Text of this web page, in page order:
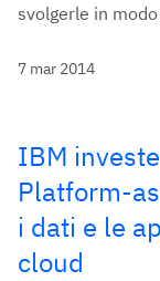
svolgerle in
7 mar 2014
IBM
Platform-
i dati e le
cloud